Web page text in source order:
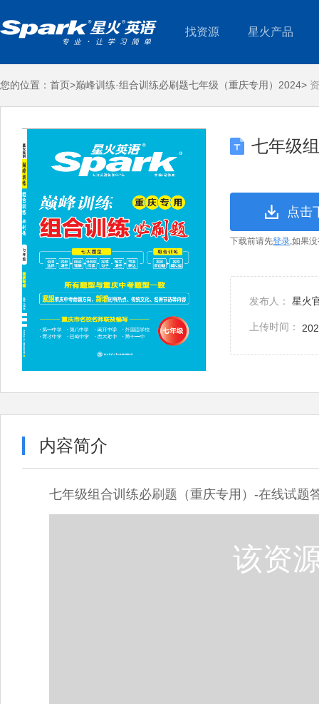
找资源 星火产品
您的位置： 首页>巅峰训练·组合训练必刷题七年级（重庆专用）2024>
七年级
点击
下载前请先登录,如果
发布人： 星火
上传时间：
内容简介
七年级组合训练必刷题（重庆专用）-在线试题
该资